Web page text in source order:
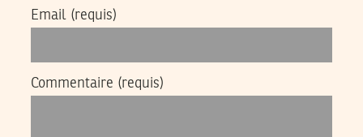
Email (requis)
Commentaire (requis)